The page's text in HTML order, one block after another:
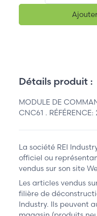
Détails produit :
MODULE DE
CNC61 .
La société REI
officiel ou
vendus sur son site
Les articles vendus
filière de
Industry. Ils peuvent